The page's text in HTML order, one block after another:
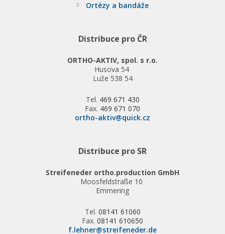
Ortézy a bandáže
Distribuce pro ČR
ORTHO-AKTIV, spol. s r.o.
Husova 54
Luže 538 54
Tel. 469 671 430
Fax. 469 671 070
ortho-aktiv@quick.cz
Distribuce pro SR
Streifeneder ortho.production GmbH
Moosfeldstraße 10
Emmering
Tel. 08141 61060
Fax. 08141 610650
f.lehner@streifeneder.de